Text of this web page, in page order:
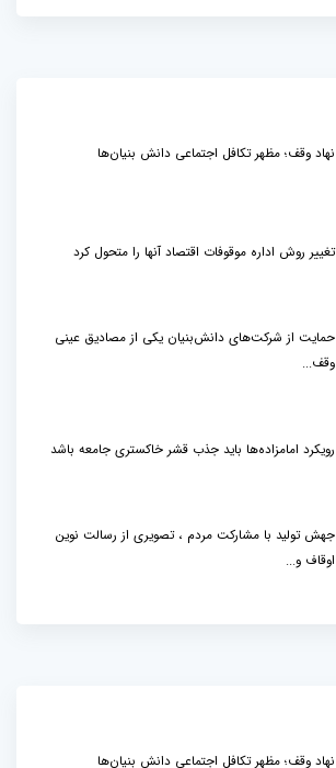
نهاد وقف؛ مظهر تکافل اجتماعی دانش بنیان‌ها
تغییر روش اداره موقوفات اقتصاد آنها را متحول کرد
حمایت از شرکت‌های دانش‌بنیان یکی از مصادیق عینی
وقف...
رویکرد امامزاده‌ها باید جذب قشر خاکستری جامعه باشد
جهش تولید با مشارکت مردم ، تصویری از رسالت نوین
اوقاف و...
نهاد وقف؛ مظهر تکافل اجتماعی دانش بنیان‌ها